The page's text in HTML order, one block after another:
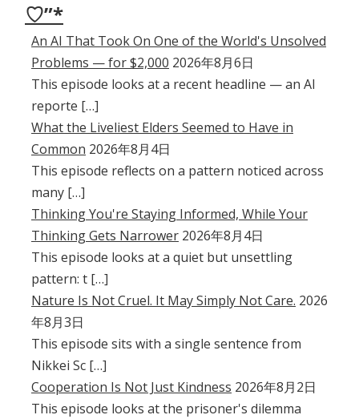
♡”*
An AI That Took On One of the World's Unsolved
Problems — for $2,000 2026年8月6日
This episode looks at a recent headline — an AI
reporte […]
What the Liveliest Elders Seemed to Have in
Common 2026年8月4日
This episode reflects on a pattern noticed across
many […]
Thinking You're Staying Informed, While Your
Thinking Gets Narrower 2026年8月4日
This episode looks at a quiet but unsettling
pattern: t […]
Nature Is Not Cruel. It May Simply Not Care. 2026
年8月3日
This episode sits with a single sentence from
Nikkei Sc […]
Cooperation Is Not Just Kindness 2026年8月2日
This episode looks at the prisoner's dilemma